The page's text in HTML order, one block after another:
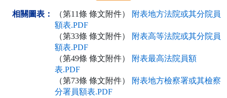
相關圖表： （第11條 條文附件）
附表地方法院或其分院員
額表.PDF
（第33條 條文附件）
附表高等法院或其分院員
額表.PDF
（第49條 條文附件）
附表最高法院員額
表.PDF
（第73條 條文附件）
附表地方檢察署或其檢察
分署員額表.PDF